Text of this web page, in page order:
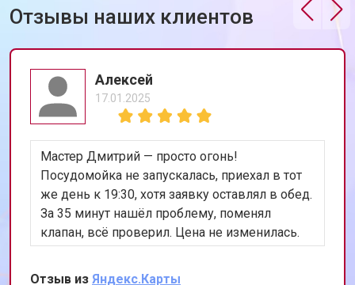
креплений, кнопок)
от 850 ₽ Заказать
(восстановление)
Замена датчика мутности
Замена датчика соли
Замена расходомера от 1600 ₽ Заказать
Замена разбрызгивателя от 750 ₽ Заказать
Замена пускового конденсатора
циркуляционного насоса
Заказать
Замена проточного
нагревательного элемента
от 2000 ₽ Заказать
Отзывы наших клиентов
Алексей
17.01.2025
Мастер Дмитрий — просто огонь!
Посудомойка не запускалась, приехал в тот
же день к 19:30, хотя заявку оставлял в обед.
За 35 минут нашёл проблему, поменял
клапан, всё проверил. Цена не изменилась.
Теперь работает лучше, чем когда покупали.
Сохранил номер, всем уже разослал.
Отзыв из Яндекс.Карты